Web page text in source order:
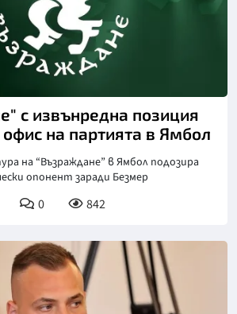
с извънредна позиция
на партията в Ямбол
на “Възраждане” в Ямбол подозира
опонент заради Безмер
0 842